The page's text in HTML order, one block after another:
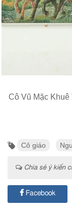
Cô Vũ Mặc Khuê
Cô giáo
Chia sẻ ý kiến
Facebook